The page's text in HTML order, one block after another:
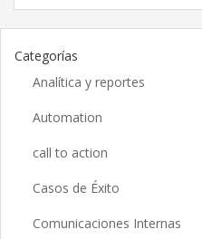
Categorías
Analítica y reportes
Automation
call to action
Casos de Éxito
Comunicaciones Internas